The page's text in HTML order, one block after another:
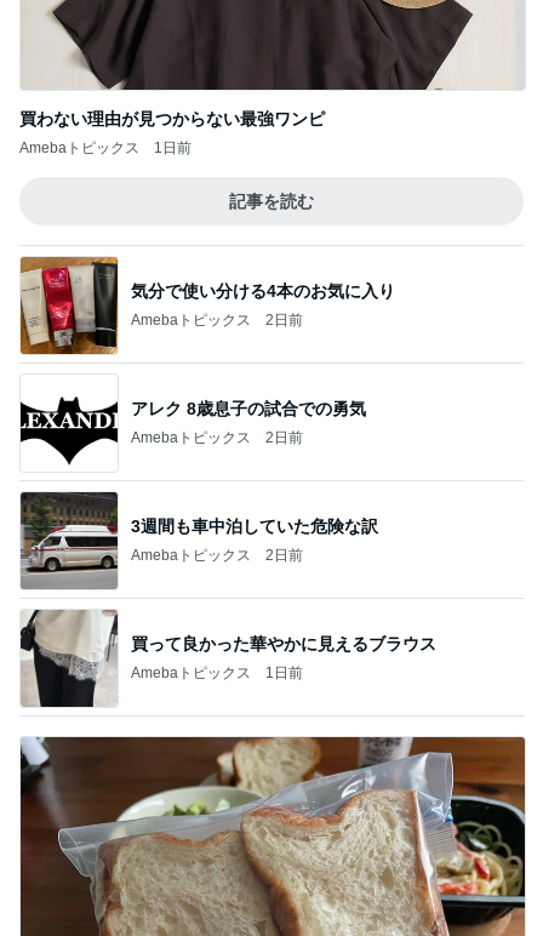
買わない理由が見つからない最強ワンピ
Amebaトピックス 1日前
記事を読む
気分で使い分ける4本のお気に入り
Amebaトピックス 2日前
アレク 8歳息子の試合での勇気
Amebaトピックス 2日前
3週間も車中泊していた危険な訳
Amebaトピックス 2日前
買って良かった華やかに見えるブラウス
Amebaトピックス 1日前